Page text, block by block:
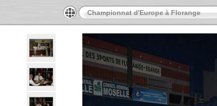
Championnat d'Europe à Florange